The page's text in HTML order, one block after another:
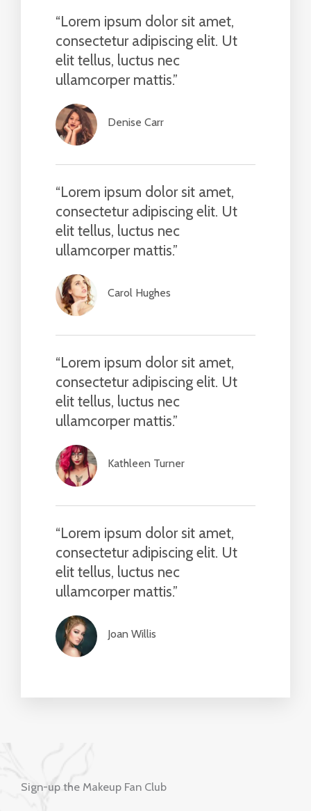
“Lorem ipsum dolor sit amet,
consectetur adipiscing elit. Ut
elit tellus, luctus nec
ullamcorper mattis.”​
Denise Carr​
“Lorem ipsum dolor sit amet,
consectetur adipiscing elit. Ut
elit tellus, luctus nec
ullamcorper mattis.”​
Carol Hughes​
“Lorem ipsum dolor sit amet,
consectetur adipiscing elit. Ut
elit tellus, luctus nec
ullamcorper mattis.”​
Kathleen Turner​
“Lorem ipsum dolor sit amet,
consectetur adipiscing elit. Ut
elit tellus, luctus nec
ullamcorper mattis.”​
Joan Willis​
Sign-up the Makeup Fan Club